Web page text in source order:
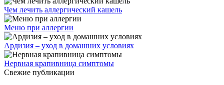
Чем лечить аллергический кашель
Меню при аллергии
Ардизия – уход в домашних условиях
Нервная крапивница симптомы
Свежие публикации